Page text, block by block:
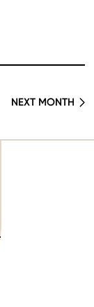
NEXT MONTH